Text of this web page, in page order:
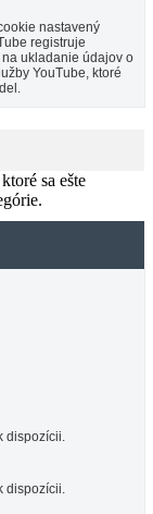
nastavený
registruje
ukladanie údajov o
YouTube, ktoré
sa ešte
dispozícii.
dispozícii.